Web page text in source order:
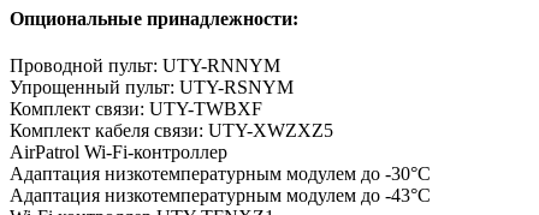
Опциональные принадлежности:
Проводной пульт: UTY-RNNYM
Упрощенный пульт: UTY-RSNYM
Комплект связи: UTY-TWBXF
Комплект кабеля связи: UTY-XWZXZ5
AirPatrol Wi-Fi-контроллер
Адаптация низкотемпературным модулем до -30°С
Адаптация низкотемпературным модулем до -43°С